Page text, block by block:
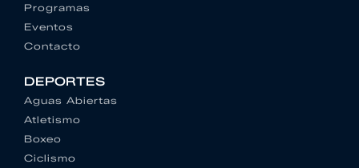
Programas
Eventos
Contacto
DEPORTES
Aguas Abiertas
Atletismo
Boxeo
Ciclismo